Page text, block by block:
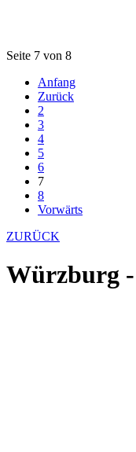
Seite 7 von 8
Anfang
Zurück
2
3
4
5
6
7
8
Vorwärts
ZURÜCK
Würzburg